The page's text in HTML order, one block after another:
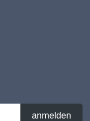
anmelden